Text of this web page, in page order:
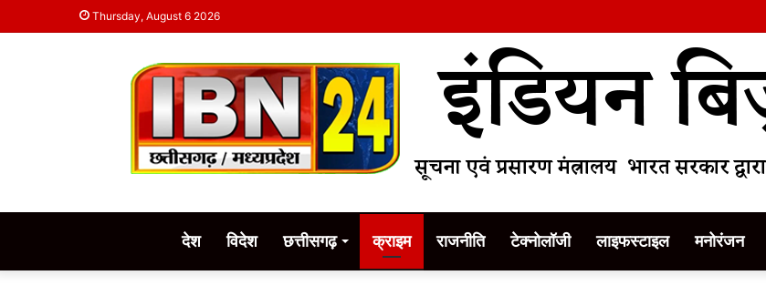
Thursday, August 6 2026
देश विदेश छत्तीसगढ़ क्राइम राजनीति टेक्नोलॉजी लाइफस्टाइल मनोरंजन